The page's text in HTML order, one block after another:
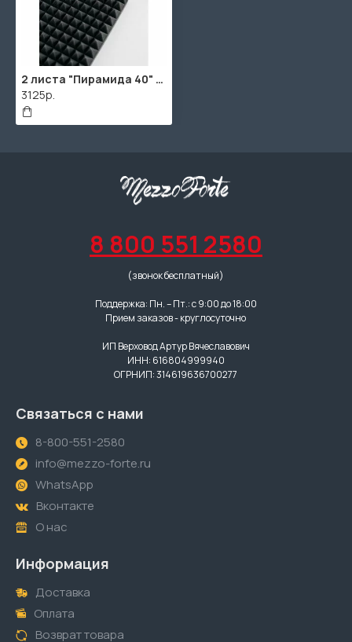
2 листа "Пирамида 40" / 2шт. по 1960х960х55мм / 4м² / SPG2236 / Темно-серый
3125р.
8 800 551 2580
(звонок бесплатный)
Поддержка: Пн. – Пт.: с 9:00 до 18:00
Прием заказов - круглосуточно
ИП Верховод Артур Вячеславович
ИНН: 616804999940
ОГРНИП: 314619636700277
Связаться с нами
8-800-551-2580
info@mezzo-forte.ru
WhatsApp
Вконтакте
О нас
Информация
Доставка
Оплата
Возврат товара